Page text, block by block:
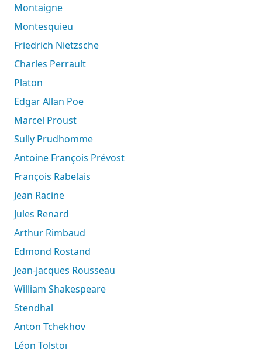
Montaigne
Montesquieu
Friedrich Nietzsche
Charles Perrault
Platon
Edgar Allan Poe
Marcel Proust
Sully Prudhomme
Antoine François Prévost
François Rabelais
Jean Racine
Jules Renard
Arthur Rimbaud
Edmond Rostand
Jean-Jacques Rousseau
William Shakespeare
Stendhal
Anton Tchekhov
Léon Tolstoï